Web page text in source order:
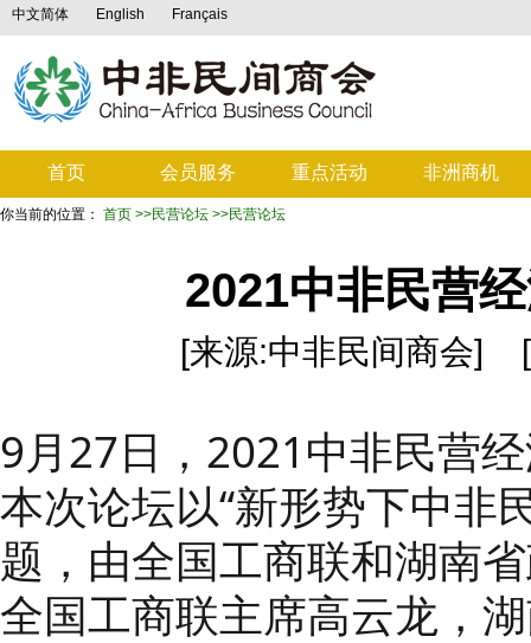
中文简体 English Français
首页 会员服务 重点活动 非洲商机
你当前的位置： 首页 >>民营论坛 >>民营论坛
2021中非民营
[来源:中非民间商会] [
9月27日，2021中非民营
本次论坛以“新形势下中非
题，由全国工商联和湖南
全国工商联主席高云龙，